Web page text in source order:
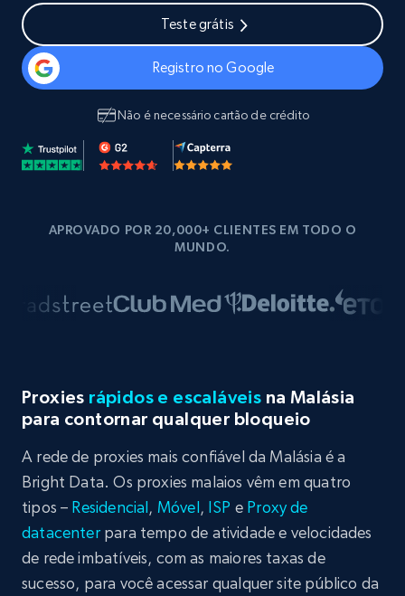
Teste grátis
Registro no Google
Não é necessário cartão de crédito
APROVADO POR 20,000+ CLIENTES EM TODO O
MUNDO.
Proxies rápidos e escaláveis na Malásia
para contornar qualquer bloqueio
A rede de proxies mais confiável da Malásia é a
Bright Data. Os proxies malaios vêm em quatro
tipos – Residencial, Móvel, ISP e Proxy de
datacenterpara tempo de atividade e velocidades
de rede imbatíveis, com as maiores taxas de
sucesso, para você acessar qualquer site público da